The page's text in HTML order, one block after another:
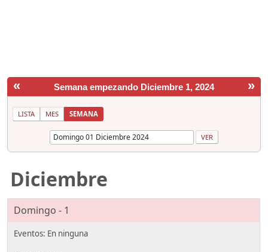
« »
Semana empezando Diciembre 1, 2024
LISTA MES SEMANA
Diciembre
Domingo - 1